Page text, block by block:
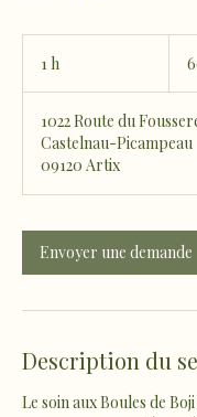
1 h
1022 Route du
Castelnau-Picampeau
09120 Artix
Envoyer une demande
Description du
Le soin aux Boules de